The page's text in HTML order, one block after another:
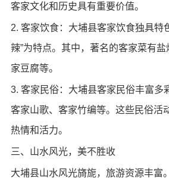
客家文化和历史具有重要价值。
2. 客家饮食：大埔县客家饮食独具特
辣”为特点。其中，著名的客家菜有
家豆腐等。
3. 客家民俗：大埔县客家民俗丰富多
客家山歌、客家竹编等。这些民俗活
热情和活力。
三、山水风光，美不胜收
大埔县山水风光旖旎，旅游资源丰富